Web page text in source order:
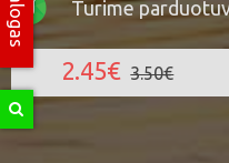
Turime
2.45€ 3.50€